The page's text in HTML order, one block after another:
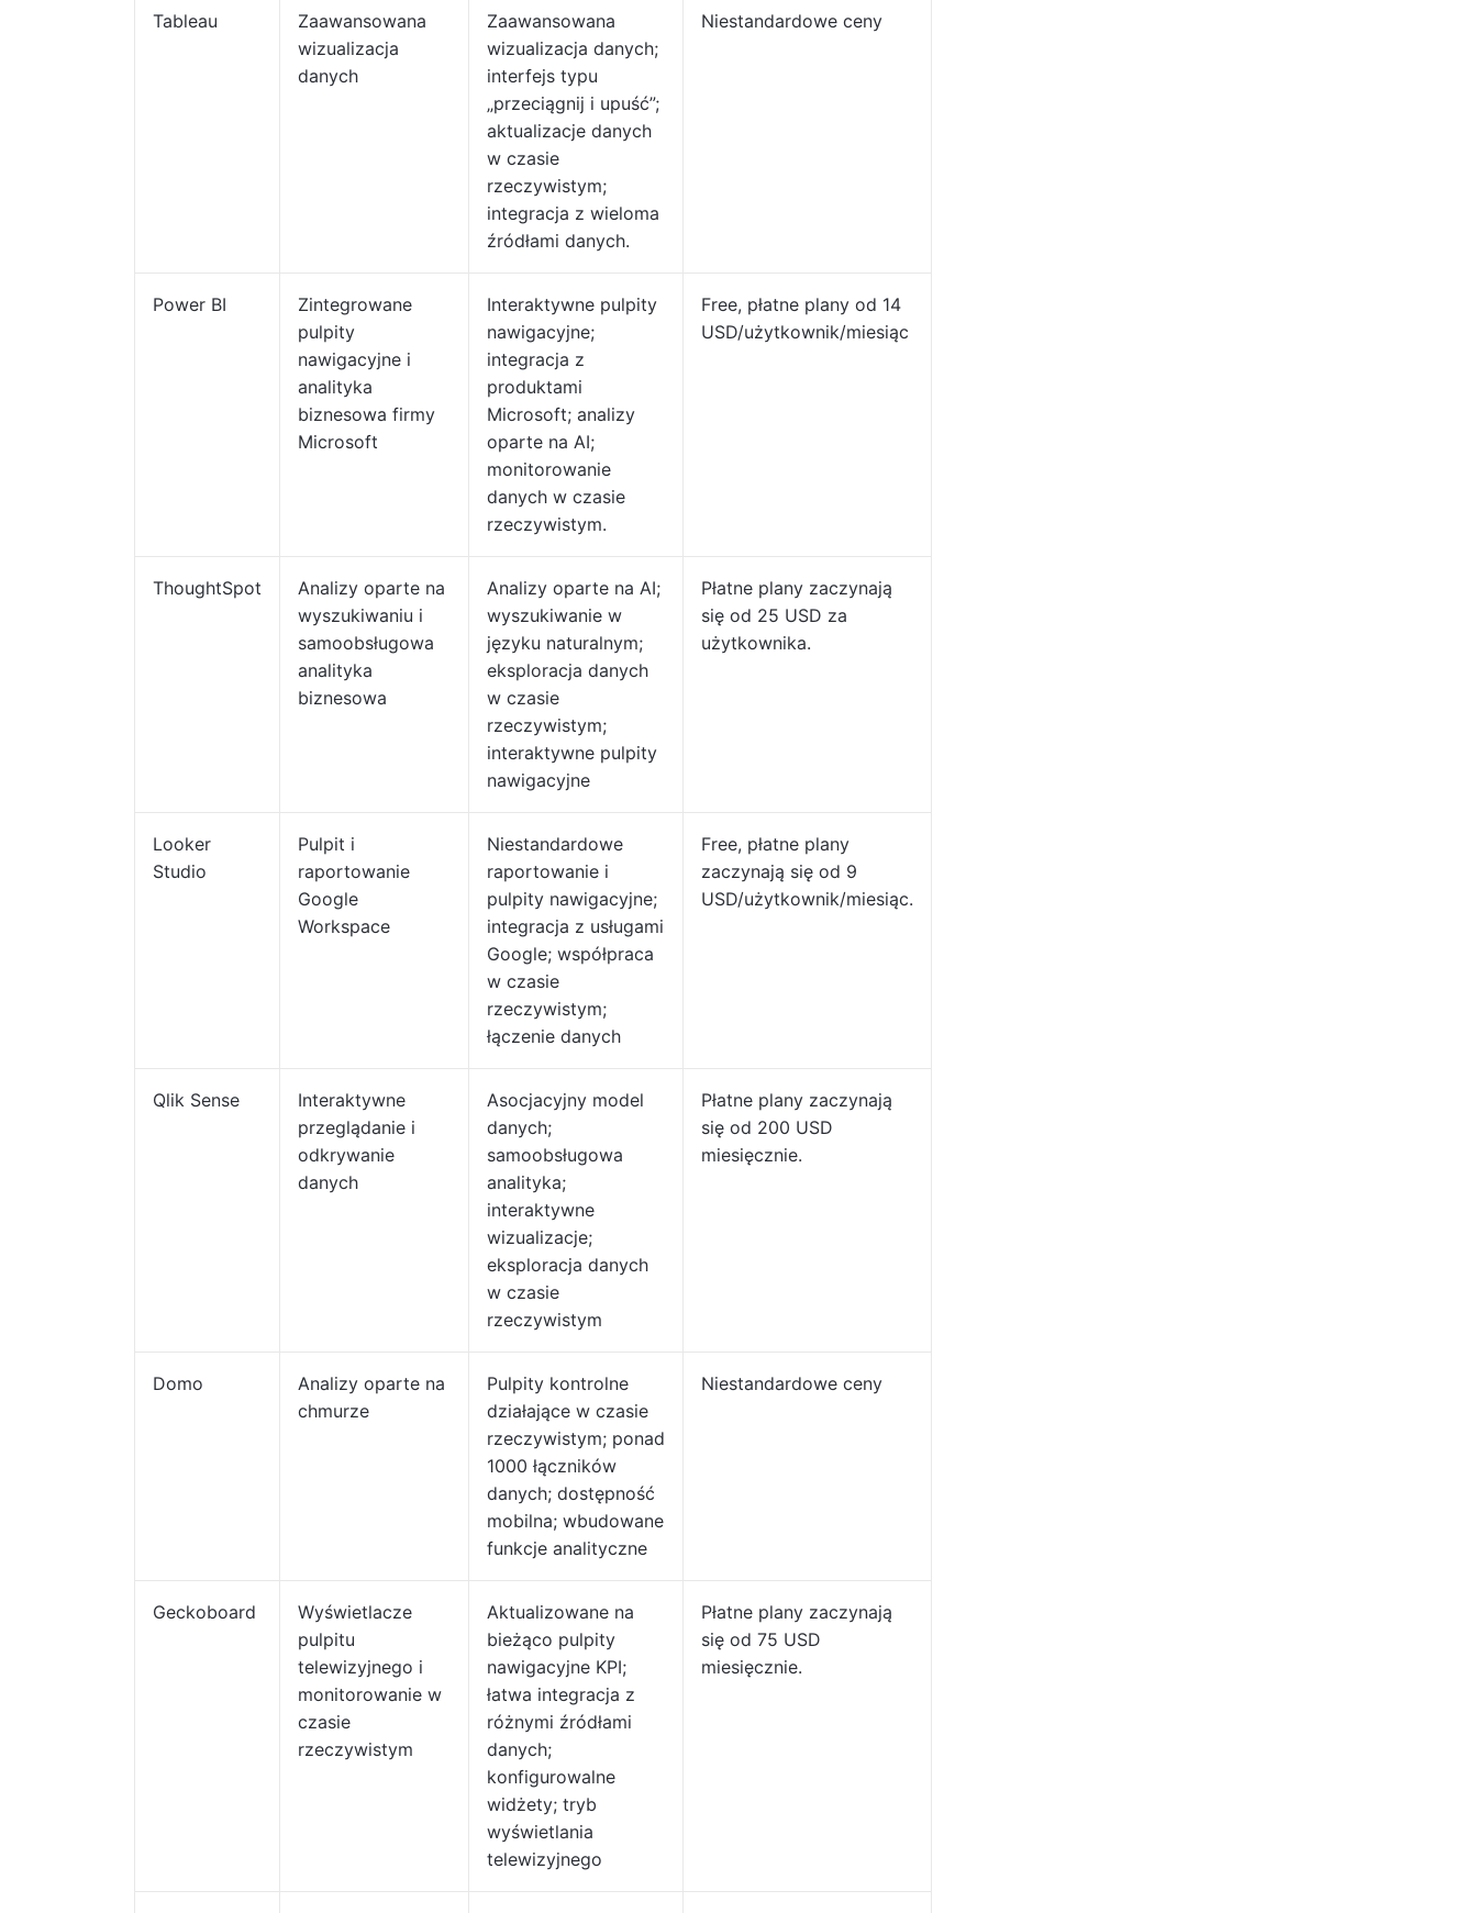
Tableau
Zaawansowana
wizualizacja
danych
Zaawansowana
wizualizacja danych;
interfejs typu
„przeciągnij i upuść”;
aktualizacje danych
w czasie
rzeczywistym;
integracja z wieloma
źródłami danych.
Niestandardowe ceny
Power BI
Zintegrowane
pulpity
nawigacyjne i
analityka
biznesowa firmy
Microsoft
Interaktywne pulpity
nawigacyjne;
integracja z
produktami
Microsoft; analizy
oparte na AI;
monitorowanie
danych w czasie
rzeczywistym.
Free, płatne plany od 14
USD/użytkownik/miesiąc
ThoughtSpot
Analizy oparte na
wyszukiwaniu i
samoobsługowa
analityka
biznesowa
Analizy oparte na AI;
wyszukiwanie w
języku naturalnym;
eksploracja danych
w czasie
rzeczywistym;
interaktywne pulpity
nawigacyjne
Płatne plany zaczynają
się od 25 USD za
użytkownika.
Looker
Studio
Pulpit i
raportowanie
Google
Workspace
Niestandardowe
raportowanie i
pulpity nawigacyjne;
integracja z usługami
Google; współpraca
w czasie
rzeczywistym;
łączenie danych
Free, płatne plany
zaczynają się od 9
USD/użytkownik/miesiąc.
Qlik Sense
Interaktywne
przeglądanie i
odkrywanie
danych
Asocjacyjny model
danych;
samoobsługowa
analityka;
interaktywne
wizualizacje;
eksploracja danych
w czasie
rzeczywistym
Płatne plany zaczynają
się od 200 USD
miesięcznie.
Domo
Analizy oparte na
chmurze
Pulpity kontrolne
działające w czasie
rzeczywistym; ponad
1000 łączników
danych; dostępność
mobilna; wbudowane
funkcje analityczne
Niestandardowe ceny
Geckoboard
Wyświetlacze
pulpitu
telewizyjnego i
monitorowanie w
czasie
rzeczywistym
Aktualizowane na
bieżąco pulpity
nawigacyjne KPI;
łatwa integracja z
różnymi źródłami
danych;
konfigurowalne
widżety; tryb
wyświetlania
telewizyjnego
Płatne plany zaczynają
się od 75 USD
miesięcznie.